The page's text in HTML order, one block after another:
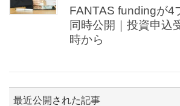
FANTAS fundingが4
同時公開｜投資申込
時から
最近公開された記事